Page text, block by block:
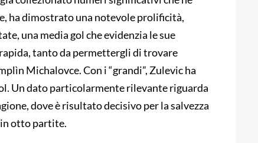
ha dimostrato una notevole prolificità,
una media gol che evidenzia le sue
tanto da permettergli di trovare
Michalovce. Con i “grandi”, Zulevic ha
Un dato particolarmente rilevante riguarda
dove è risultato decisivo per la salvezza
otto partite.